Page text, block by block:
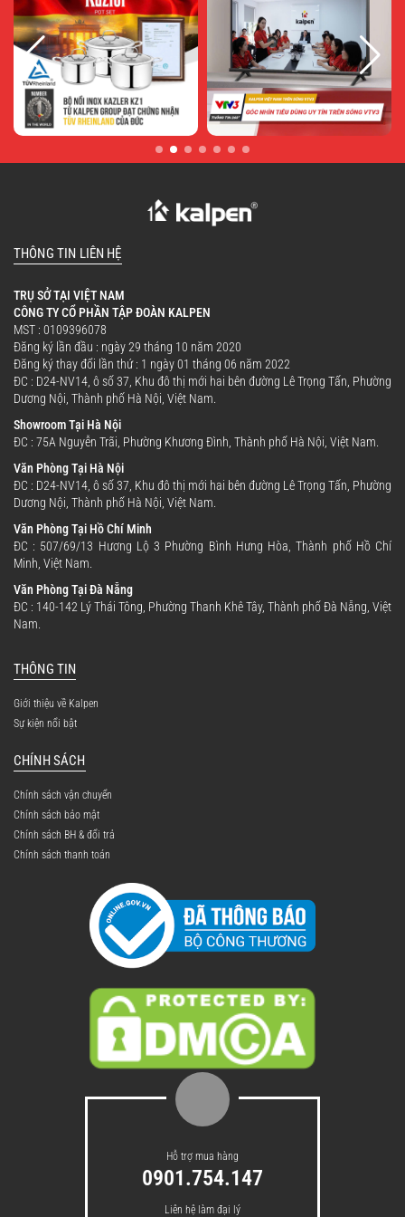
Củ ép được làm từ vật liệu cao cấp chống mài
mòn, kết hợp thiết kế xoắn ốc tinh tế giúp tăng
khả năng tiếp xúc với nguyên liệu, ép kiệt
nước hiệu quả mà vẫn giữ trọn hương vị tự
nhiên.
Tốc độ ép chậm 30 vòng/phút – giữ trọn
dưỡng chất:
Với tốc độ ép chậm chỉ 30 vòng/phút, máy
giúp hạn chế quá trình oxy hóa, giữ nguyên
vitamin, enzyme và dưỡng chất tự nhiên trong
rau củ quả, mang đến ly nước ép tươi ngon và
giàu dinh dưỡng.
Hệ lưới lọc chuyên dụng – ép kiệt bã
Máy sử dụng hệ lưới lọc được thiết kế đặc
THÔNG TIN LIÊN HỆ
TRỤ SỞ TẠI VIỆT NAM
CÔNG TY CỔ PHẦN TẬP ĐOÀN KALPEN
MST : 0109396078
Đăng ký lần đầu : ngày 29 tháng 10 năm 2020
Đăng ký thay đổi lần thứ : 1 ngày 01 tháng 06 năm 2022
ĐC : D24-NV14, ô số 37, Khu đô thị mới hai bên đường Lê Trọng Tấn, Phường
Dương Nội, Thành phố Hà Nội, Việt Nam.
Showroom Tại Hà Nội
ĐC : 75A Nguyễn Trãi, Phường Khương Đình, Thành phố Hà Nội, Việt Nam.
Văn Phòng Tại Hà Nội
ĐC : D24-NV14, ô số 37, Khu đô thị mới hai bên đường Lê Trọng Tấn, Phường
Dương Nội, Thành phố Hà Nội, Việt Nam.
Văn Phòng Tại Hồ Chí Minh
ĐC : 507/69/13 Hương Lộ 3 Phường Bình Hưng Hòa, Thành phố Hồ Chí
Minh, Việt Nam.
Văn Phòng Tại Đà Nẵng
ĐC : 140-142 Lý Thái Tông, Phường Thanh Khê Tây, Thành phố Đà Nẵng, Việt
Nam.
THÔNG TIN
Giới thiệu về Kalpen
Sự kiện nổi bật
CHÍNH SÁCH
Chính sách vận chuyển
Chính sách bảo mật
Chính sách BH & đổi trả
Chính sách thanh toán
Hỗ trợ mua hàng
0901.754.147
Liên hệ làm đại lý